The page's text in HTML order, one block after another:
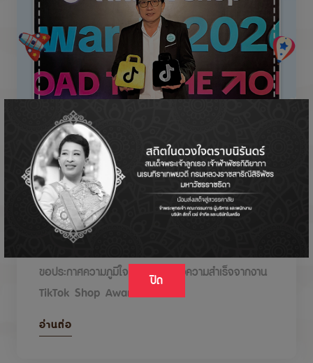
ปิด
DODOLOVE รับรางวัลในงาน TikTok Shop
Awards 2026
ขอประกาศความภูมิใจกับรางวัลแห่งความสำเร็จจากงาน
TikTok Shop Awards 2026
อ่านต่อ